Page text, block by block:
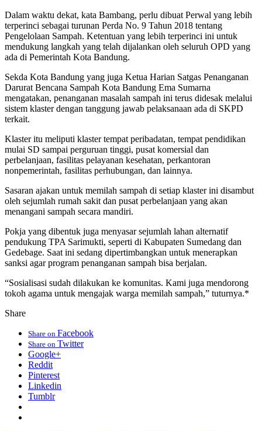
Dalam waktu dekat, kata Bambang, perlu dibuat Perwal yang lebih
terperinci sebagai turunan Perda No. 9 Tahun 2018 tentang
Pengelolaan Sampah. Ketentuan yang lebih terperinci ini untuk
mendukung langkah yang telah dijalankan oleh seluruh OPD yang
ada di Pemerintah Kota Bandung.
Sekda Kota Bandung yang juga Ketua Harian Satgas Penanganan
Darurat Bencana Sampah Kota Bandung Ema Sumarna
mengatakan, penanganan masalah sampah ini terus didesak melalui
sistem klaster dengan tanggung jawab pelaksanaan ada di SKPD
terkait.
Klaster itu meliputi klaster tempat peribadatan, tempat pendidikan
mulai SD sampai perguruan tinggi, pusat komersial dan
perbelanjaan, fasilitas pelayanan kesehatan, perkantoran
nonpemerintah, fasilitas perhubungan, dan lainnya.
Sasaran ajakan untuk memilah sampah di setiap klaster ini disambut
oleh sejumlah rumah sakit dan pusat perbelanjaan yang akan
menangani sampah secara mandiri.
Pokja yang dibentuk juga menyasar sejumlah lahan alternatif
pendukung TPA Sarimukti, seperti di Kabupaten Sumedang dan
Gedebage. Saat ini sedang dipertimbangkan untuk menerapkan
sanksi agar program penanganan sampah bisa berjalan.
“Sosialisasi sudah dilakukan ke komunitas. Kami juga mendorong
tokoh agama untuk mengajak warga memilah sampah,” tuturnya.*
Share
Share on Facebook
Share on Twitter
Google+
Reddit
Pinterest
Linkedin
Tumblr